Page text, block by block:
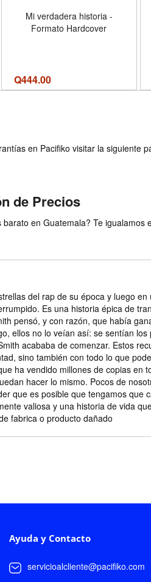
Mi verdadera historia -
Formato Hardcover
Q444.00
en Pacifiko visitar la siguiente
de Precios
en Guatemala? Te igualamos
del rap de su época y luego
Es una historia épica de
pensó, y con razón, que había
ellos no lo veían así: se sentían
acababa de comenzar. Estos
sino también con todo lo que
ha vendido millones de copias en
hacer lo mismo. Pocos de
que es posible que tengamos que
valiosa y una historia de vida
fabrica o producto dañado
Ayuda y Contacto
servicioalcliente@pacifiko.com